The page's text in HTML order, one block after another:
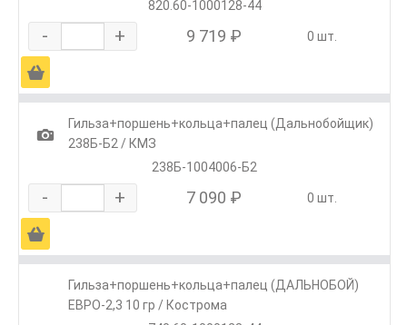
820.60-1000128-44
- + 9 719 ₽ 0 шт.
Ä
1
Гильза+поршень+кольца+палец (Дальнобойщик)
238Б-Б2 / КМЗ
238Б-1004006-Б2
- + 7 090 ₽ 0 шт.
Ä
Гильза+поршень+кольца+палец (ДАЛЬНОБОЙ)
ЕВРО-2,3 10 гр / Кострома